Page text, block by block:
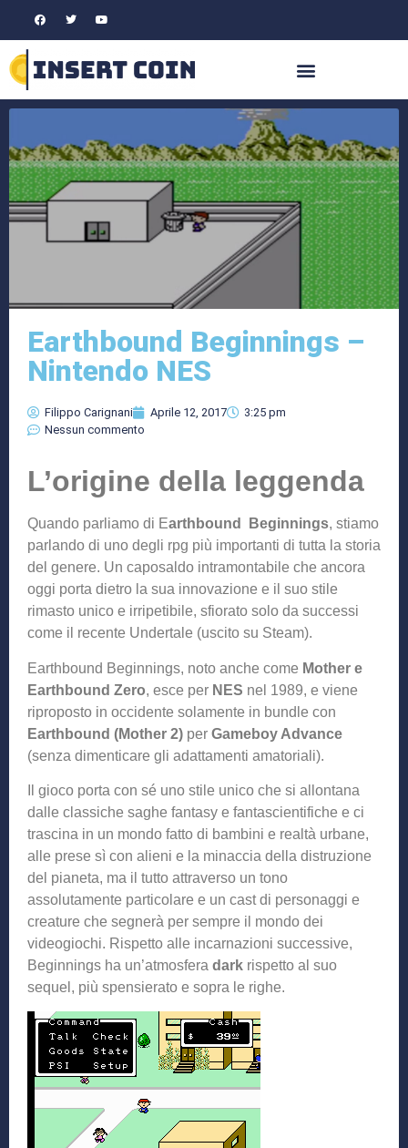
Earthbound Beginnings –
Nintendo NES
Filippo Carignani Aprile 12, 2017
3:25 pm
Nessun commento
L’origine della leggenda
Quando parliamo di Earthbound Beginnings, stiamo
parlando di uno degli rpg più importanti di tutta la storia
del genere. Un caposaldo intramontabile che ancora
oggi porta dietro la sua innovazione e il suo stile
rimasto unico e irripetibile, sfiorato solo da successi
come il recente Undertale (uscito su Steam).
Earthbound Beginnings, noto anche come Mother e
Earthbound Zero, esce per NES nel 1989, e viene
riproposto in occidente solamente in bundle con
Earthbound (Mother 2) per Gameboy Advance
(senza dimenticare gli adattamenti amatoriali).
Il gioco porta con sé uno stile unico che si allontana
dalle classiche saghe fantasy e fantascientifiche e ci
trascina in un mondo fatto di bambini e realtà urbane,
alle prese sì con alieni e la minaccia della distruzione
del pianeta, ma il tutto attraverso un tono
assolutamente particolare e un cast di personaggi e
creature che segnerà per sempre il mondo dei
videogiochi. Rispetto alle incarnazioni successive,
Beginnings ha un’atmosfera dark rispetto al suo
sequel, più spensierato e sopra le righe.